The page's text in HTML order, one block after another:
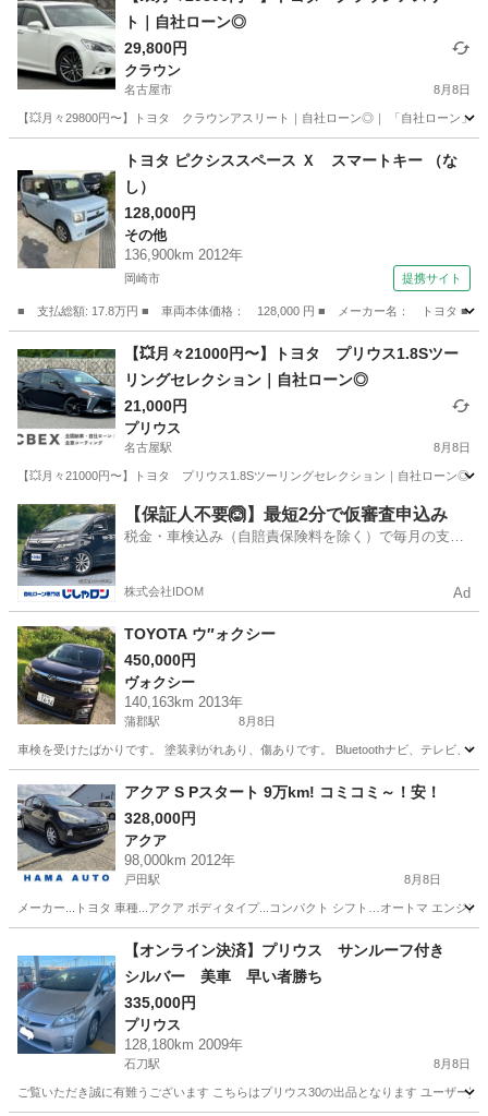
ト｜自社ローン◎
29,800円
クラウン
名古屋市 8月8日
【💥月々29800円〜】トヨタ クラウンアスリート｜自社ローン◎｜ 「自社ローン」
クラウン クラウンアスリート
トヨタ ピクシススペース Ｘ スマートキー （な
し）
128,000円
その他
136,900km 2012年
岡崎市 提携サイト
■ 支払総額: 17.8万円 ■ 車両本体価格： 128,000 円 ■ メーカー名： トヨタ
その他
【💥月々21000円〜】トヨタ プリウス1.8Sツー
リングセレクション｜自社ローン◎
21,000円
プリウス
名古屋駅 8月8日
【💥月々21000円〜】トヨタ プリウス1.8Sツーリングセレクション｜自社ローン◎
愛知 名古屋市 名古屋駅 プリウス
【保証人不要🙆】最短2分で仮審査申込み
税金・車検込み（自賠責保険料を除く）で毎月の支払
株式会社IDOM Ad
TOYOTA ウ″ォクシー
450,000円
ヴォクシー
140,163km 2013年
蒲郡駅 8月8日
車検を受けたばかりです。 塗装剥がれあり、傷ありです。 Bluetoothナビ、テレビ、
愛知 蒲郡市 蒲郡駅 ヴォクシー
アクア S Pスタート 9万km! コミコミ～！安！
328,000円
アクア
98,000km 2012年
戸田駅 8月8日
メーカー...トヨタ 車種...アクア ボディタイプ...コンパクト シフト…オートマ エンジ
戸田駅 アクア 車両
【オンライン決済】プリウス サンルーフ付き
シルバー 美車 早い者勝ち
335,000円
プリウス
128,180km 2009年
石刀駅 8月8日
ご覧いただき誠に有難うございます こちらはプリウス30の出品となります ユーザ